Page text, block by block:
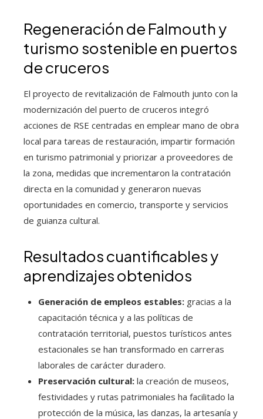
Regeneración de Falmouth y
turismo sostenible en puertos
de cruceros
El proyecto de revitalización de Falmouth junto con la
modernización del puerto de cruceros integró
acciones de RSE centradas en emplear mano de obra
local para tareas de restauración, impartir formación
en turismo patrimonial y priorizar a proveedores de
la zona, medidas que incrementaron la contratación
directa en la comunidad y generaron nuevas
oportunidades en comercio, transporte y servicios
de guianza cultural.
Resultados cuantificables y
aprendizajes obtenidos
Generación de empleos estables: gracias a la
capacitación técnica y a las políticas de
contratación territorial, puestos turísticos antes
estacionales se han transformado en carreras
laborales de carácter duradero.
Preservación cultural: la creación de museos,
festividades y rutas patrimoniales ha facilitado la
protección de la música, las danzas, la artesanía y